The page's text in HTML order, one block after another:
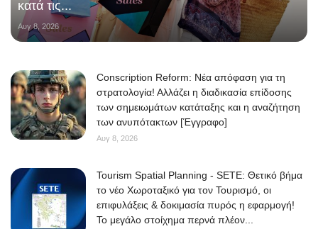
κατά τις...
Αυγ 8, 2026
Conscription Reform: Νέα απόφαση για τη
στρατολογία! Αλλάζει η διαδικασία επίδοσης
των σημειωμάτων κατάταξης και η αναζήτηση
των ανυπότακτων [Έγγραφο]
Αυγ 8, 2026
Tourism Spatial Planning - SETE: Θετικό βήμα
το νέο Χωροταξικό για τον Τουρισμό, οι
επιφυλάξεις & δοκιμασία πυρός η εφαρμογή!
Το μεγάλο στοίχημα περνά πλέον...